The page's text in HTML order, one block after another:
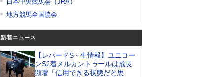
日本中央競馬会（JRA）
地方競馬全国協会
新着ニュース
【レパードS・生情報】ユニコー
ンS2着メルカントゥールは成長
顕著「信用できる状態だと思